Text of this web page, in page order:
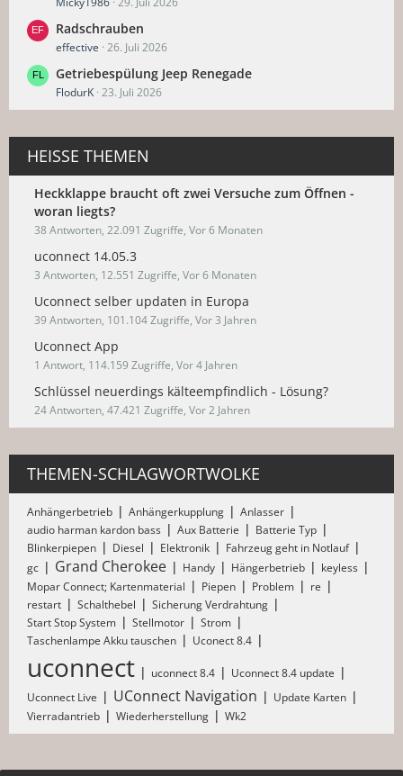
Radschrauben
effective 26. Juli 2026
Getriebespülung Jeep Renegade
FlodurK 23. Juli 2026
HEISSE THEMEN
Heckklappe braucht oft zwei Versuche zum Öffnen -
woran liegts?
38 Antworten, 22.091 Zugriffe, Vor 6 Monaten
uconnect 14.05.3
3 Antworten, 12.551 Zugriffe, Vor 6 Monaten
Uconnect selber updaten in Europa
39 Antworten, 101.104 Zugriffe, Vor 3 Jahren
Uconnect App
1 Antwort, 114.159 Zugriffe, Vor 4 Jahren
Schlüssel neuerdings kälteempfindlich - Lösung?
24 Antworten, 47.421 Zugriffe, Vor 2 Jahren
THEMEN-SCHLAGWORTWOLKE
Anhängerbetrieb Anhängerkupplung
Anlasser
audio harman kardon bass
Aux Batterie
Batterie Typ
Blinkerpiepen
Diesel Elektronik
Fahrzeug geht in Notlauf
gc
Grand Cherokee Handy Hängerbetrieb
keyless
Mopar Connect; Kartenmaterial
Piepen Problem
re
restart
Schalthebel
Sicherung Verdrahtung
Start Stop System
Stellmotor
Strom
Taschenlampe Akku tauschen
Uconect 8.4
uconnect uconnect 8.4
Uconnect 8.4 update
Uconnect Live
UConnect Navigation
Update Karten
Vierradantrieb
Wiederherstellung Wk2